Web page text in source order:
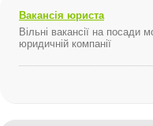
Вакансія юриста
Вільні вакансії на
юридичній компанії